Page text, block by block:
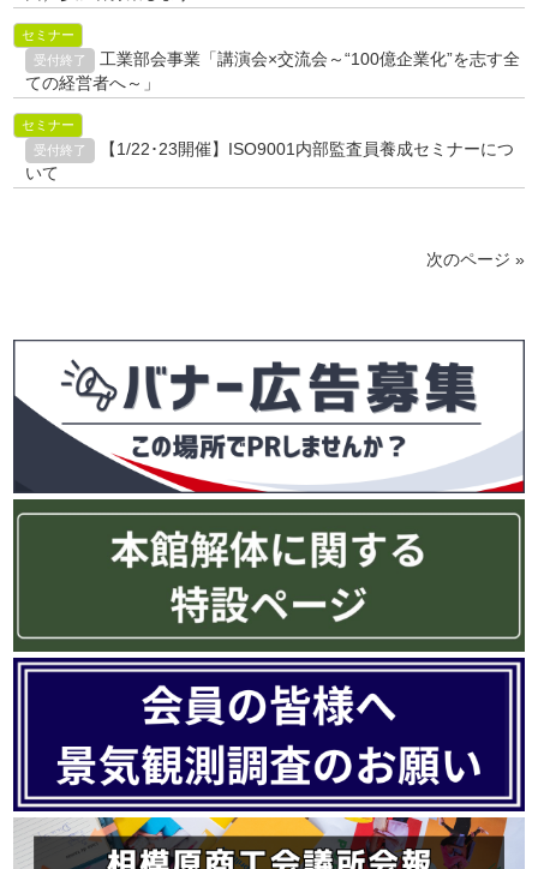
セミナー
受付終了
工業部会事業「講演会×交流会～“100億企業化”を志す全
ての経営者へ～」
セミナー
受付終了
【1/22･23開催】ISO9001内部監査員養成セミナーにつ
いて
次のページ »